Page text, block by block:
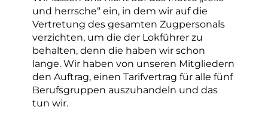
und herrsche“ ein, in dem wir auf die
Vertretung des gesamten Zugpersonals
verzichten, um die der Lokführer zu
behalten, denn die haben wir schon
lange. Wir haben von unseren Mitgliedern
den Auftrag, einen Tarifvertrag für alle fünf
Berufsgruppen auszuhandeln und das
tun wir.